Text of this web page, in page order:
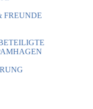
FREUNDE